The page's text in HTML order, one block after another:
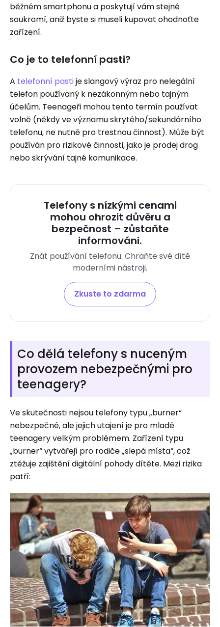
běžném smartphonu a poskytují vám stejné
soukromí, aniž byste si museli kupovat ohodnoťte
zařízení.
Co je to telefonní pasti?
A telefonní pastije slangový výraz pro nelegální
telefon používaný k nezákonným nebo tajným
účelům. Teenageři mohou tento termín používat
volně (někdy ve významu skrytého/sekundárního
telefonu, ne nutně pro trestnou činnost). Může být
používán pro rizikové činnosti, jako je prodej drog
nebo skrývání tajné komunikace.
Telefony s nízkými cenami
mohou ohrozit důvěru a
bezpečnost – zůstaňte
informováni.
Znát používání telefonu. Chraňte své dítě
moderními nástroji.
Zkuste to zdarma
Co dělá telefony s nuceným
provozem nebezpečnými pro
teenagery?
Ve skutečnosti nejsou telefony typu „burner“
nebezpečné, ale jejich utajení je pro mladé
teenagery velkým problémem. Zařízení typu
„burner“ vytvářejí pro rodiče „slepá místa“, což
ztěžuje zajištění digitální pohody dítěte. Mezi rizika
patří: